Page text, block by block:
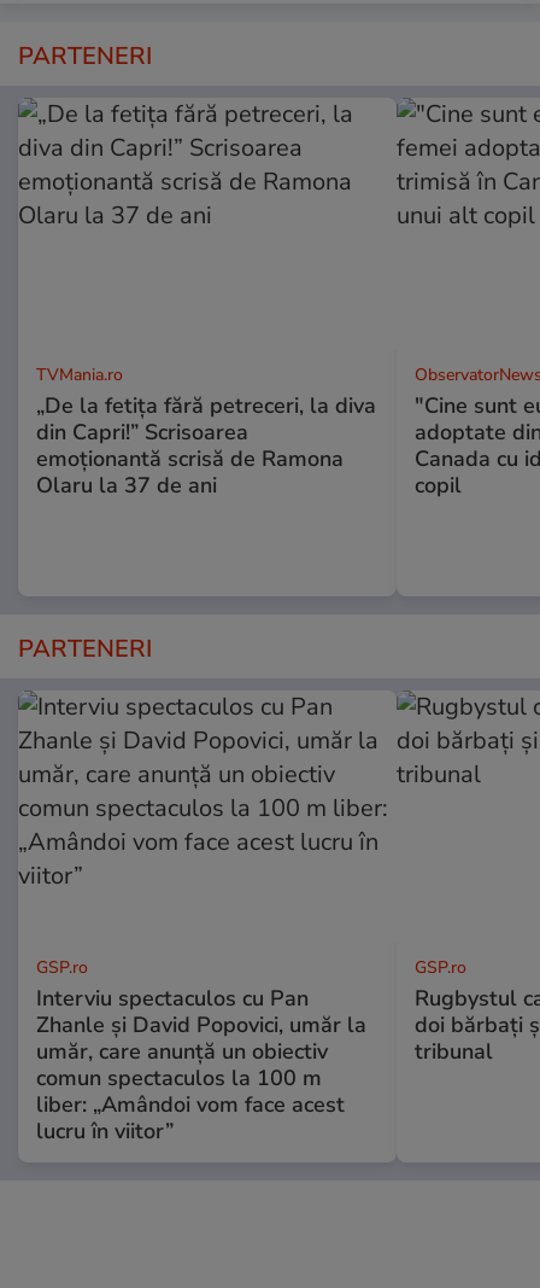
PARTENERI
TVMania.ro
„De la fetița fără petreceri, la diva
din Capri!” Scrisoarea
emoționantă scrisă de Ramona
Olaru la 37 de ani
"Cine sunt
adoptate
Canada cu
copil
PARTENERI
GSP.ro
Interviu spectaculos cu Pan
Zhanle și David Popovici, umăr la
umăr, care anunță un obiectiv
comun spectaculos la 100 m
liber: „Amândoi vom face acest
lucru în viitor”
GSP.ro
Rugbystul
doi bărbați
tribunal